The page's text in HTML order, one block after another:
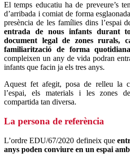
El temps educatiu ha de preveure’s
d’arribada i comiat de forma
presència de les famílies dins l’espai
entrada de nous infants durant
document legal de zones rurals,
familiarització de forma quotidiana
compleixen un any de vida podran
infants que facin ja els tres anys.
Aquest fet afegit, posa de relleu la
l’espai, els materials i les zones
compartida tan diversa.
La persona de referència
L’ordre EDU/67/2020 defineix que
anys poden conviure en un espai